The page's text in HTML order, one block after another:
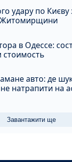
удару по Києву
Житомирщини
в Одессе:
стоимость
авто: де
не натрапити на
Завантажити ще